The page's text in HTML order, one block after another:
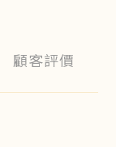
顧客評價